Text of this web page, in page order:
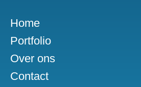
Home
Portfolio
Over ons
Contact